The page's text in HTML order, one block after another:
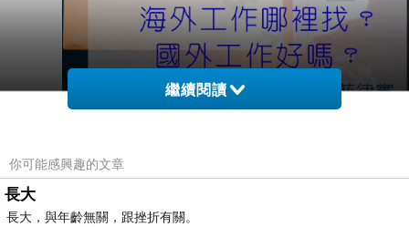
| 打工度假將在2021年回溫！？
繼續閱讀
你可能感興趣的文章
長大
長大，與年齡無關，跟挫折有關。